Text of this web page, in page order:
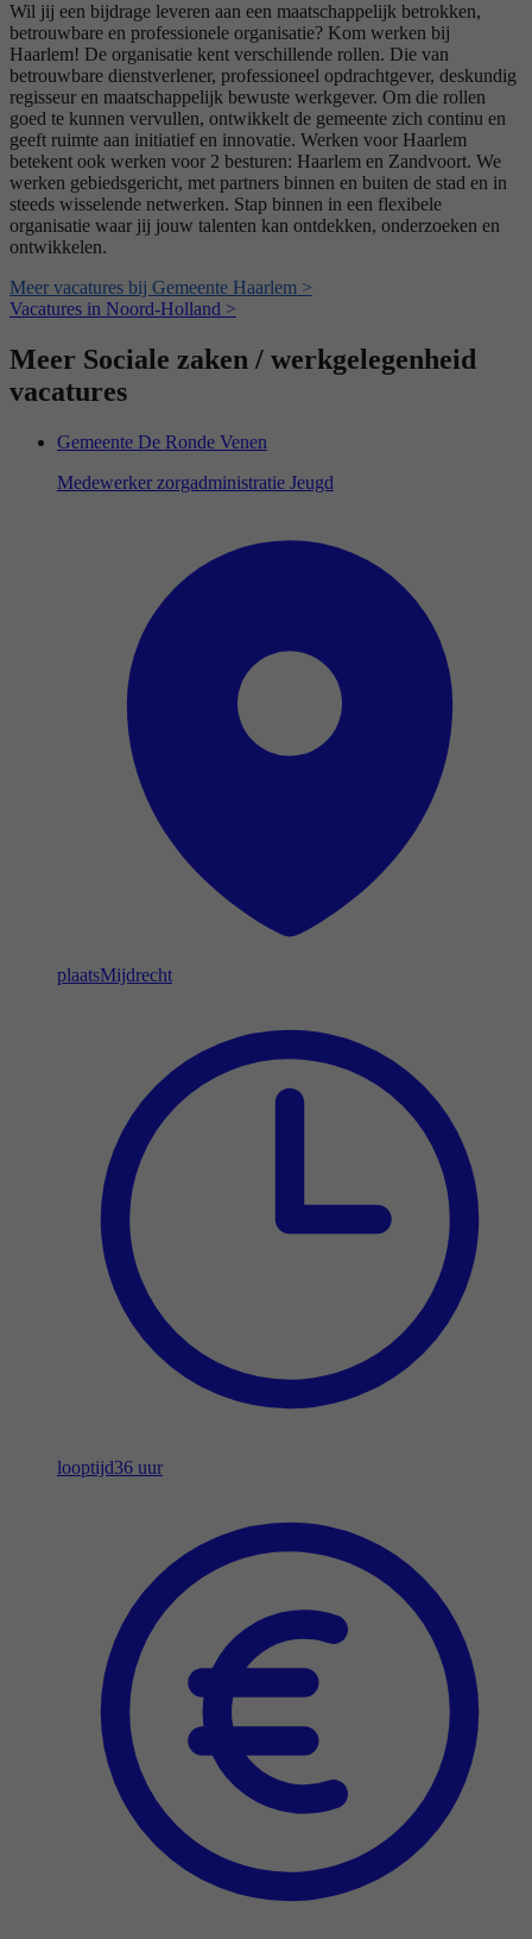
Wil jij een bijdrage leveren aan een maatschappelijk betrokken,
betrouwbare en professionele organisatie? Kom werken bij
Haarlem! De organisatie kent verschillende rollen. Die van
betrouwbare dienstverlener, professioneel opdrachtgever, deskundig
regisseur en maatschappelijk bewuste werkgever. Om die rollen
goed te kunnen vervullen, ontwikkelt de gemeente zich continu en
geeft ruimte aan initiatief en innovatie. Werken voor Haarlem
betekent ook werken voor 2 besturen: Haarlem en Zandvoort. We
werken gebiedsgericht, met partners binnen en buiten de stad en in
steeds wisselende netwerken. Stap binnen in een flexibele
organisatie waar jij jouw talenten kan ontdekken, onderzoeken en
ontwikkelen.
Meer vacatures bij Gemeente Haarlem >
Vacatures in Noord-Holland >
Meer Sociale zaken / werkgelegenheid
vacatures
Gemeente De Ronde Venen
Medewerker zorgadministratie Jeugd
plaatsMijdrecht
looptijd36 uur